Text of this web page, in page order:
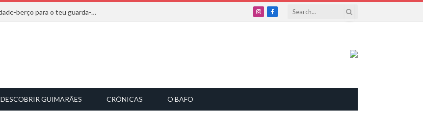
20 marcas que saem diretamente da cidade-berço para o teu guarda-roupa
InstagramFacebook
DESCOBRIR GUIMARÃES CRÓNICAS O BAFO